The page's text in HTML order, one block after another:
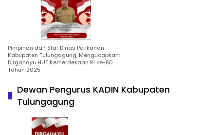
Pimpinan dan Staf Dinas Perikanan
Kabupaten Tulungagung, Mengucapkan:
Dirgahayu HUT Kemerdekaan RI ke-80
Tahun 2025
Dewan Pengurus KADIN Kabupaten
Tulungagung